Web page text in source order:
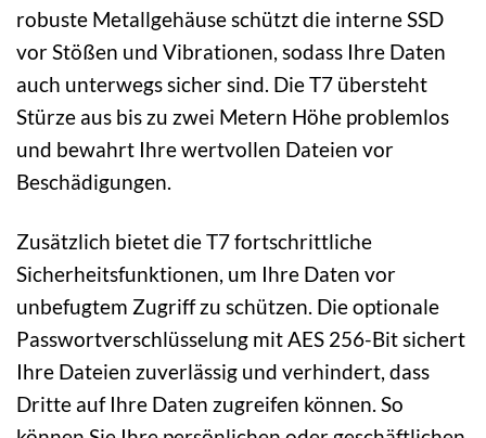
robuste Metallgehäuse schützt die interne SSD
vor Stößen und Vibrationen, sodass Ihre Daten
auch unterwegs sicher sind. Die T7 übersteht
Stürze aus bis zu zwei Metern Höhe problemlos
und bewahrt Ihre wertvollen Dateien vor
Beschädigungen.
Zusätzlich bietet die T7 fortschrittliche
Sicherheitsfunktionen, um Ihre Daten vor
unbefugtem Zugriff zu schützen. Die optionale
Passwortverschlüsselung mit AES 256-Bit sichert
Ihre Dateien zuverlässig und verhindert, dass
Dritte auf Ihre Daten zugreifen können. So